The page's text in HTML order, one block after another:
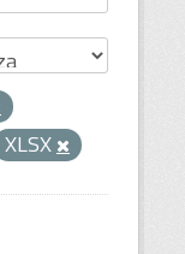
XLSX